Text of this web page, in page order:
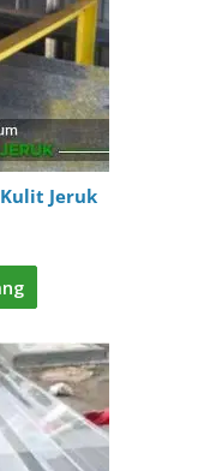
Jeruk